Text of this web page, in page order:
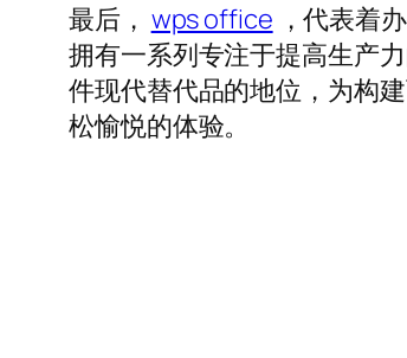
最后， wps office ，代表着
拥有一系列专注于提高生产
件现代替代品的地位，为构
松愉悦的体验。